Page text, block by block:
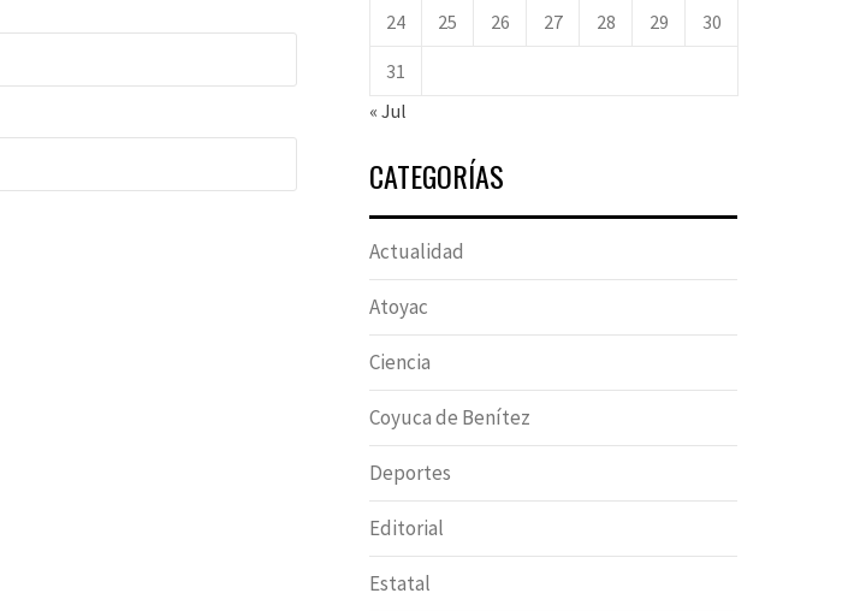
24 25 26 27 28 29 30
31
« Jul
CATEGORÍAS
Actualidad
Atoyac
Ciencia
Coyuca de Benítez
Deportes
Editorial
Estatal